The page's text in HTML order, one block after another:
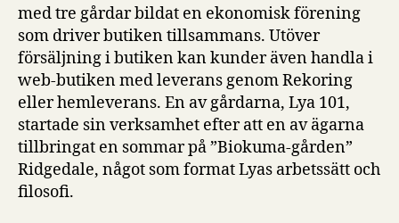
med tre gårdar bildat en ekonomisk förening
som driver butiken tillsammans. Utöver
försäljning i butiken kan kunder även handla i
web-butiken med leverans genom Rekoring
eller hemleverans. En av gårdarna, Lya 101,
startade sin verksamhet efter att en av ägarna
tillbringat en sommar på ”Biokuma-gården”
Ridgedale, något som format Lyas arbetssätt och
filosofi.